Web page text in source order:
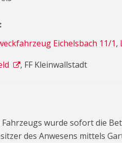
Eichelsbach 11/1,
, FF Kleinwallstadt
wurde sofort die
des Anwesens mittels